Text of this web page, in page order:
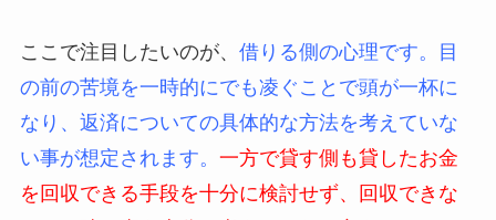
ここで注目したいのが、 借りる側の心理です。目
の前の苦境を一時的にでも凌ぐことで頭が一杯に
なり、返済についての具体的な方法を考えていな
い事が想定されます。 一方で貸す側も貸したお金
を回収できる手段を十分に検討せず、回収できな